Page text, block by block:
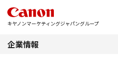
キヤノンマーケティングジャパングループ
企業情報